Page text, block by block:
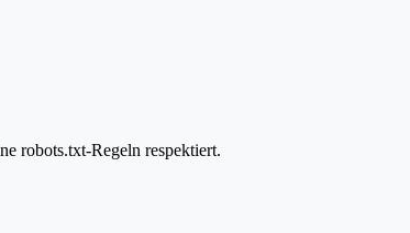
robots.txt-Regeln respektiert.